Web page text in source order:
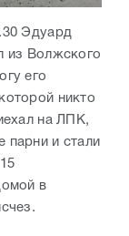
Эдуард
из Волжского
его
никто
на ЛПК,
и стали
в